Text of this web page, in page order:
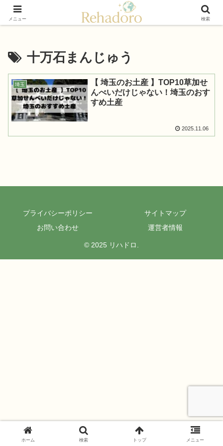
癒しと再発見の“黄金旅”ガイド
十万石まんじゅう
埼玉
【 埼玉のお土産 】TOP10草加せ
んべいだけじゃない！埼玉のおす
すめ土産
2025.11.06
プライバシーポリシー
サイトマップ
お問い合わせ
運営者情報
© 2025 リハドロ.
メニュー 検索
ホーム 検索 トップ メニュー